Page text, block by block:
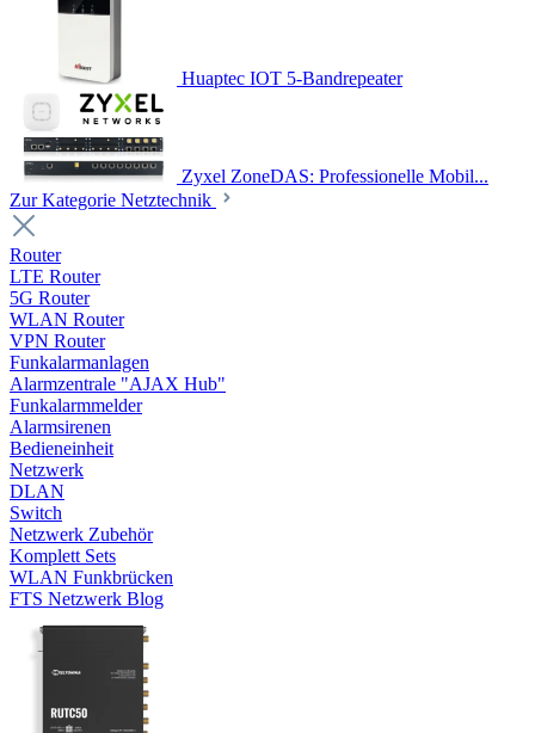
Huaptec IOT 5-Bandrepeater
Zyxel ZoneDAS: Professionelle Mobil...
Zur Kategorie Netztechnik
Router
LTE Router
5G Router
WLAN Router
VPN Router
Funkalarmanlagen
Alarmzentrale "AJAX Hub"
Funkalarmmelder
Alarmsirenen
Bedieneinheit
Netzwerk
DLAN
Switch
Netzwerk Zubehör
Komplett Sets
WLAN Funkbrücken
FTS Netzwerk Blog